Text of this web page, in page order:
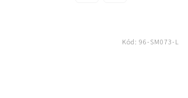
Kód:96-SM073-L